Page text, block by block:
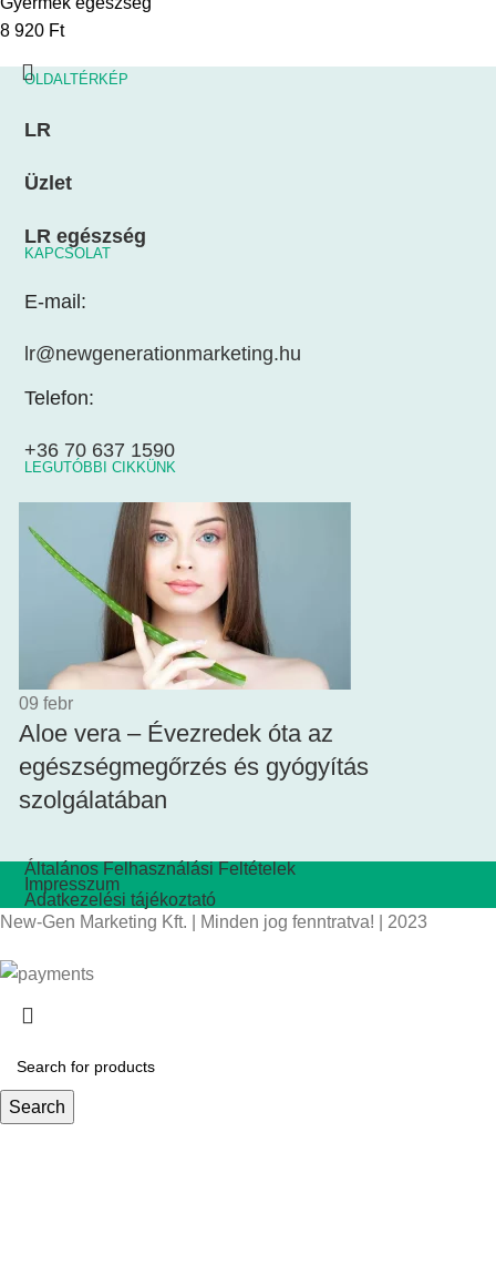
8 920 Ft
OLDALTÉRKÉP
LR
Üzlet
LR egészség
KAPCSOLAT
E-mail:
lr@newgenerationmarketing.hu
Telefon:
+36 70 637 1590
LEGUTÓBBI CIKKÜNK
09febr
Aloe vera – Évezredek óta az
egészségmegőrzés és gyógyítás
szolgálatában
Általános Felhasználási Feltételek
Impresszum
Adatkezelési tájékoztató
New-Gen Marketing Kft. | Minden jog fenntratva! | 2023
Search